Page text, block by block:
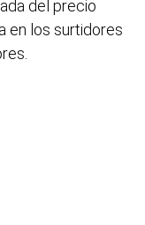
del precio
en los surtidores